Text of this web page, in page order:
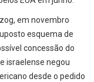
em novembro
esquema de
concessão do
israelense negou
desde o pedido